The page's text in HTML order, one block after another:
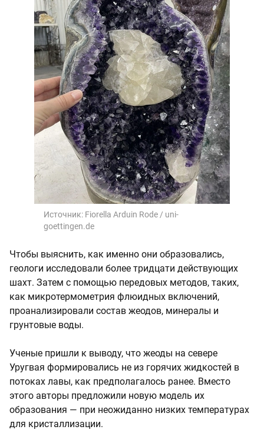
Источник: Fiorella Arduin Rode / uni-
goettingen.de
Чтобы выяснить, как именно они образовались,
геологи исследовали более тридцати действующих
шахт. Затем с помощью передовых методов, таких,
как микротермометрия флюидных включений,
проанализировали состав жеодов, минералы и
грунтовые воды.
Ученые пришли к выводу, что жеоды на севере
Уругвая формировались не из горячих жидкостей в
потоках лавы, как предполагалось ранее. Вместо
этого авторы предложили новую модель их
образования — при неожиданно низких температурах
для кристаллизации.